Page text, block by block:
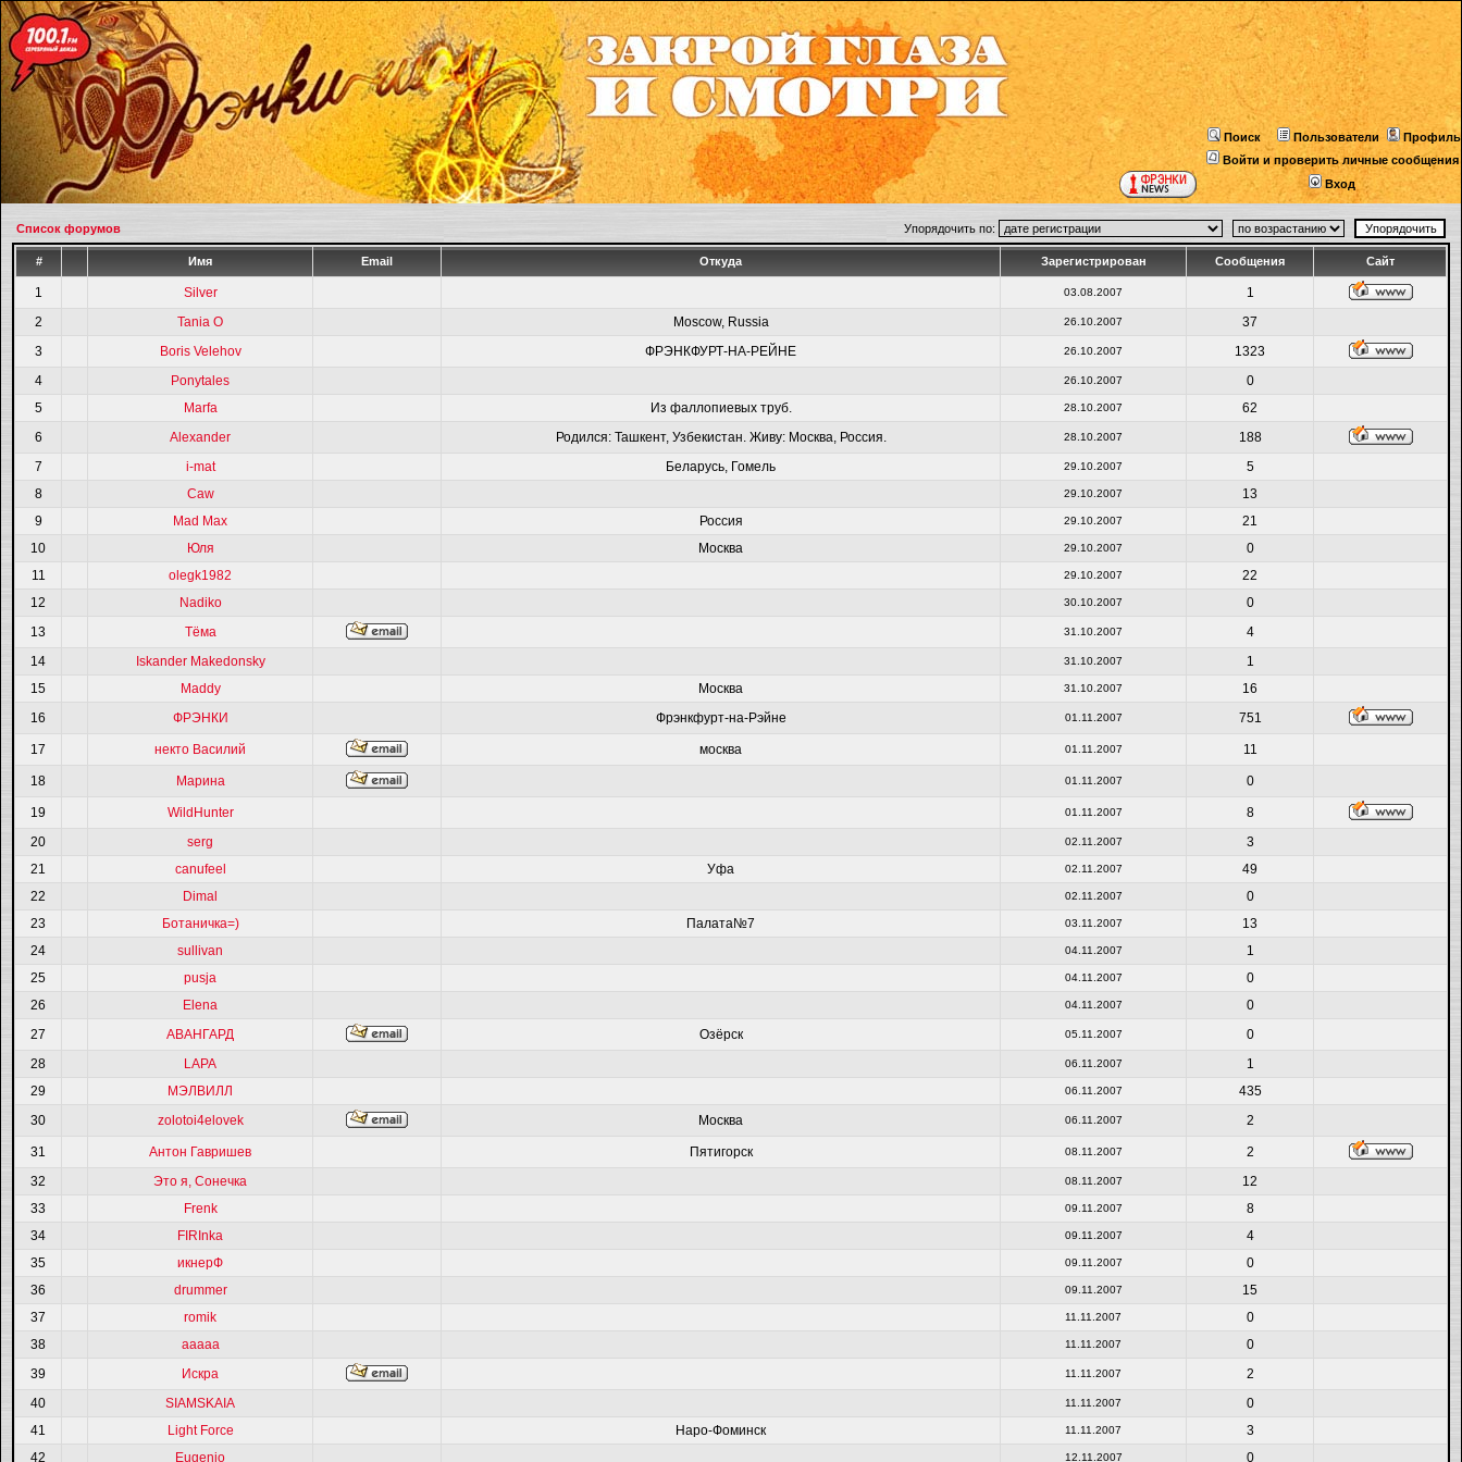
Поиск Пользователи
Профиль
Войти и проверить личные сообщения
Вход
Список форумов Упорядочить по:
# Имя Email Откуда Зарегистрирован Сообщения Сайт
1 Silver 03.08.2007
1
2
Tania O Moscow, Russia 26.10.2007
37
3
Boris Velehov ФРЭНКФУРТ-НА-РЕЙНЕ 26.10.2007
1323
4
Ponytales 26.10.2007
0
5
Marfa Из фаллопиевых труб. 28.10.2007
62
6
Alexander Родился: Ташкент, Узбекистан. Живу: Москва, Россия. 28.10.2007
188
7
i-mat Беларусь, Гомель 29.10.2007
5
8
Caw 29.10.2007
13
9
Mad Max Россия 29.10.2007
21
10
Юля Москва 29.10.2007
0
11
olegk1982 29.10.2007
22
12
Nadiko 30.10.2007
0
13
Тёма 31.10.2007
4
14
Iskander Makedonsky 31.10.2007
1
15
Maddy Москва 31.10.2007
16
16
ФРЭНКИ Фрэнкфурт-на-Рэйне 01.11.2007 751
17 некто Василий москва 01.11.2007 11
18 Марина 01.11.2007 0
19 WildHunter 01.11.2007
8
20
serg 02.11.2007
3
21
canufeel Уфа 02.11.2007
49
22
Dimal 02.11.2007
0
23
Ботаничка=) Палата№7 03.11.2007
13
24
sullivan 04.11.2007
1
25
pusja 04.11.2007
0
26
Elena 04.11.2007
0
27
АВАНГАРД Озёрск 05.11.2007
0
28
LAPA 06.11.2007
1
29
МЭЛВИЛЛ 06.11.2007
435
30
zolotoi4elovek Москва 06.11.2007 2
31 Антон Гавришев Пятигорск 08.11.2007
2
32
Это я, Сонечка 08.11.2007
12
33
Frenk 09.11.2007
8
34
FIRInka 09.11.2007
4
35
икнерФ 09.11.2007
0
36
drummer 09.11.2007
15
37
romik 11.11.2007
0
38
ааааа 11.11.2007
0
39
Искра 11.11.2007
2
40
SIAMSKAIA 11.11.2007
0
41
Light Force Наро-Фоминск 11.11.2007
3
42
Eugenio 12.11.2007 0